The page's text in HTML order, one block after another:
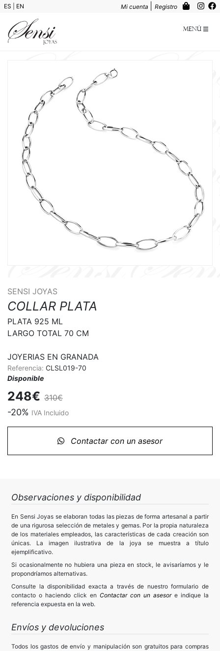
ES EN Mi cuenta Registro
Menú
SENSI JOYAS
COLLAR PLATA
PLATA 925 ML
LARGO TOTAL 70 CM
JOYERIAS EN GRANADA
Referencia: CLSL019-70
Disponible
248€ 310€
-20% IVA Incluido
Contactar con un asesor
Observaciones y disponibilidad
En Sensi Joyas se elaboran todas las piezas de forma artesanal a partir
de una rigurosa selección de metales y gemas. Por la propia naturaleza
de los materiales empleados, las características de cada creación son
únicas. La imagen ilustrativa de la joya se muestra a título
ejemplificativo.
Si ocasionalmente no hubiera una pieza en stock, le avisaríamos y le
propondríamos alternativas.
Consulte la disponibilidad exacta a través de nuestro formulario de
contacto o haciendo click en Contactar con un asesor e indique la
referencia expuesta en la web.
Envíos y devoluciones
Todos los gastos de envío y manipulación son gratuitos para compras